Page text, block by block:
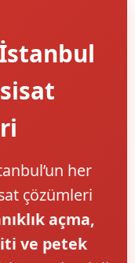
her
çözümleri
açma,
ve petek